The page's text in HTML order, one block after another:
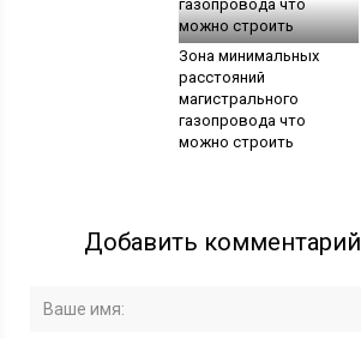
Зона минимальных
расстояний
магистрального
газопровода что
можно строить
Добавить комментарий